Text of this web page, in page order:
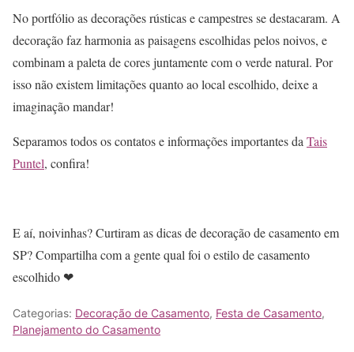
No portfólio as decorações rústicas e campestres se destacaram. A
decoração faz harmonia as paisagens escolhidas pelos noivos, e
combinam a paleta de cores juntamente com o verde natural. Por
isso não existem limitações quanto ao local escolhido, deixe a
imaginação mandar!
Separamos todos os contatos e informações importantes daTais
Puntel, confira!
E aí, noivinhas? Curtiram as dicas de decoração de casamento em
SP? Compartilha com a gente qual foi o estilo de casamento
escolhido ❤
Categorias: Decoração de Casamento, Festa de Casamento,
Planejamento do Casamento